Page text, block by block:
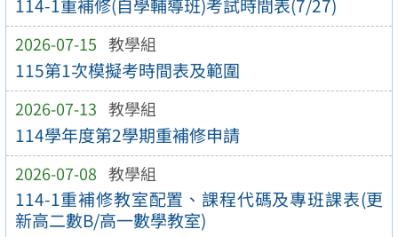
114-1重補修(自學輔導班)考試時間表(7/27)
2026-07-15 教學組
115第1次模擬考時間表及範圍
2026-07-13 教學組
114學年度第2學期重補修申請
2026-07-08 教學組
114-1重補修教室配置、課程代碼及專班課表(更
新高二數B/高一數學教室)